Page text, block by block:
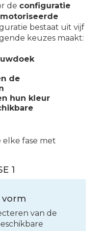
de configuratie
bestaat uit vijf
keuzes maakt:
de
hun kleur
fase met
1
vorm
van de